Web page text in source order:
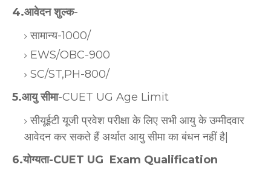
4.आवेदन शुल्क-
सामान्य-1000/
EWS/OBC-900
SC/ST,PH-800/
5.आयु सीमा-CUET UG Age Limit
सीयूईटी यूजी प्रवेश परीक्षा के लिए सभी आयु के उम्मीदवार
आवेदन कर सकते हैं अर्थात आयु सीमा का बंधन नहीं है|
6.योग्यता-CUET UG Exam Qualification